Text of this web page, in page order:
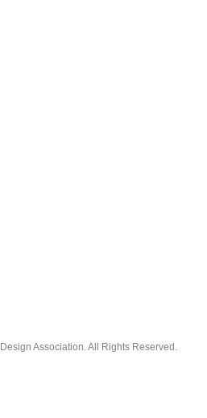
Association. All Rights Reserved.